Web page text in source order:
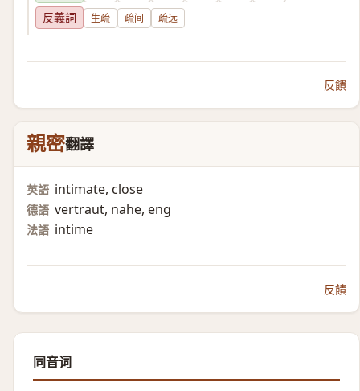
反義詞 生疏 疏间 疏远
反饋
親密翻譯
英語 intimate, close
德語 vertraut, nahe, eng
法語 intime
反饋
同音词